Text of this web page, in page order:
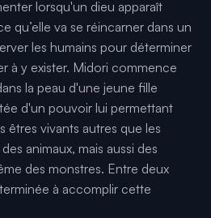
lorsqu'un dieu apparaît
qu’elle va se réincarner dans un
les humains pour déterminer
à y exister. Midori commence
la peau d'une jeune fille
d'un pouvoir lui permettant
êtres vivants autres que les
animaux, mais aussi des
des monstres. Entre deux
à accomplir cette